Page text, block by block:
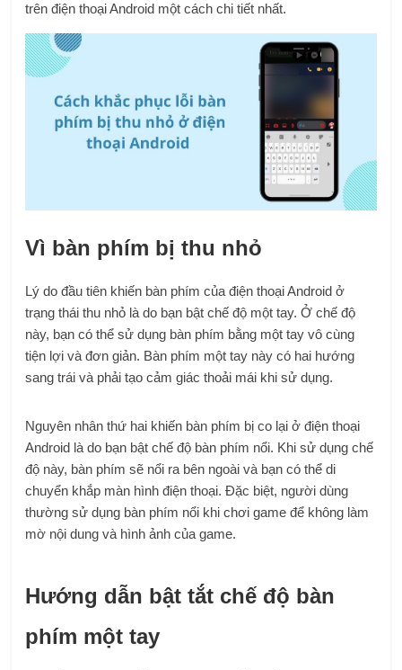
trên điện thoại Android một cách chi tiết nhất.
Vì bàn phím bị thu nhỏ
Lý do đầu tiên khiến bàn phím của điện thoại Android ở
trạng thái thu nhỏ là do bạn bật chế độ một tay. Ở chế độ
này, bạn có thể sử dụng bàn phím bằng một tay vô cùng
tiện lợi và đơn giản. Bàn phím một tay này có hai hướng
sang trái và phải tạo cảm giác thoải mái khi sử dụng.
Nguyên nhân thứ hai khiến bàn phím bị co lại ở điện thoại
Android là do bạn bật chế độ bàn phím nổi. Khi sử dụng chế
độ này, bàn phím sẽ nổi ra bên ngoài và bạn có thể di
chuyển khắp màn hình điện thoại. Đặc biệt, người dùng
thường sử dụng bàn phím nổi khi chơi game để không làm
mờ nội dung và hình ảnh của game.
Hướng dẫn bật tắt chế độ bàn
phím một tay